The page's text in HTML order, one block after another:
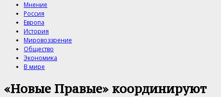
Мнение
Россия
Европа
История
Мировоззрение
Общество
Экономика
В мире
«Новые Правые» координируют